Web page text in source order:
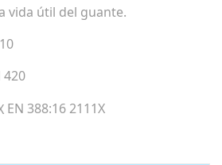
vida útil del guante.
420
EN 388:16 2111X